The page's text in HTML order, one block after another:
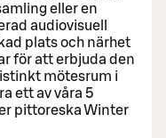
eller en
audiovisuell
plats och närhet
för att erbjuda den
mötesrum i
ett av våra 5
pittoreska Winter